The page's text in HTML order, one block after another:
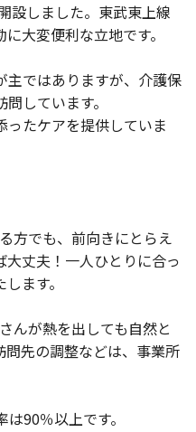
設しました。東武東上線
大変便利な立地です。
主ではありますが、介護保
しています。
たケアを提供していま
方でも、前向きにとらえ
丈夫！一人ひとりに合っ
ます。
んが熱を出しても自然と
先の調整などは、事業所
90％以上です。